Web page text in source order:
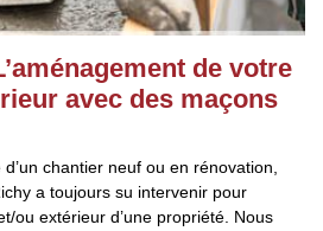
de votre
avec des maçons
chantier neuf ou en rénovation,
a toujours su intervenir pour
ou extérieur d’une propriété. Nous